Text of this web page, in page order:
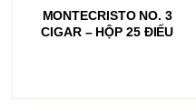
MONTECRISTO NO. 3
CIGAR – HỘP 25 ĐIẾU